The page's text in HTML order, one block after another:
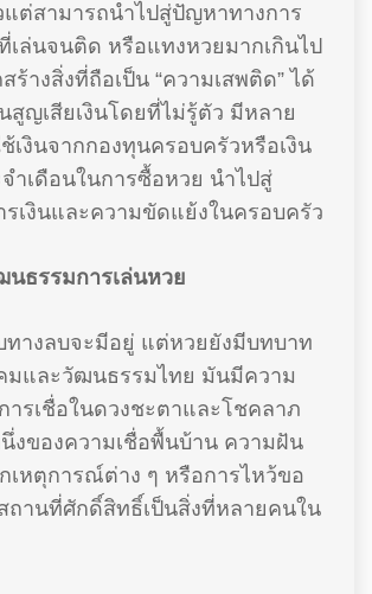
ต่สามารถนำไปสู่ปัญหาทางการ
เล่นจนติด หรือแทงหวยมากเกินไป
ร้างสิ่งที่ถือเป็น “ความเสพติด” ได้
สูญเสียเงินโดยที่ไม่รู้ตัว มีหลาย
งินจากกองทุนครอบครัวหรือเงิน
ำเดือนในการซื้อหวย นำไปสู่
เงินและความขัดแย้งในครอบครัว
ธรรมการเล่นหวย
ทางลบจะมีอยู่ แต่หวยยังมีบทบาท
มและวัฒนธรรมไทย มันมีความ
ารเชื่อในดวงชะตาและโชคลาภ
งของความเชื่อพื้นบ้าน ความฝัน
เหตุการณ์ต่าง ๆ หรือการไหว้ขอ
ถานที่ศักดิ์สิทธิ์เป็นสิ่งที่หลายคนใน